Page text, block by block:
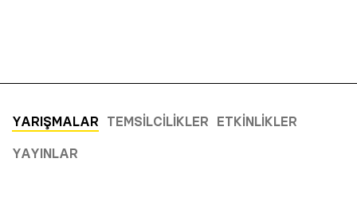
YARIŞMALAR TEMSILCILIKLER ETKINLIKLER
YAYINLAR